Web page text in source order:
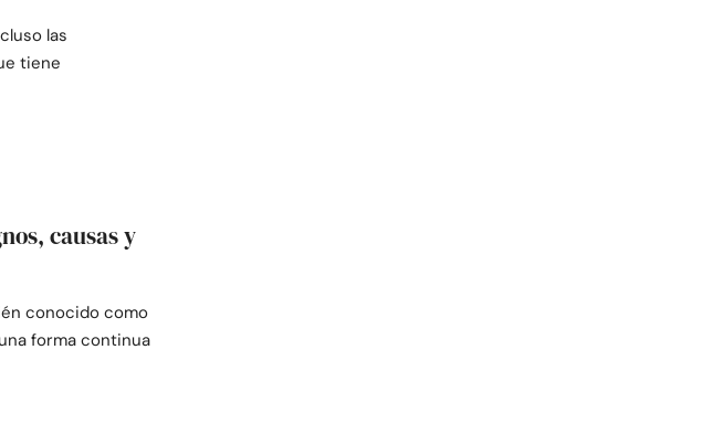
las
tiene
causas y
conocido como
forma continua